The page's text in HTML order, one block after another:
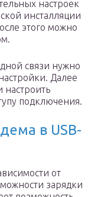
настроек
инсталляции
этого можно
связи нужно
Далее
настроить
подключения.
в USB-
от
зарядки